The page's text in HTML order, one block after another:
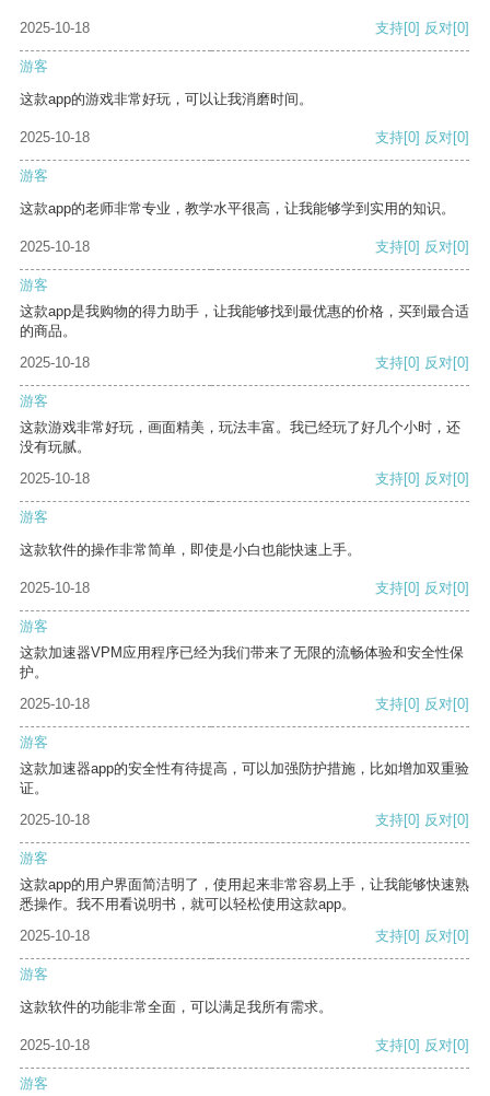
2025-10-18 支持[0] 反对[0]
游客
这款app的游戏非常好玩，可以让我消磨时间。
2025-10-18 支持[0] 反对[0]
游客
这款app的老师非常专业，教学水平很高，让我能够学到实用的知识。
2025-10-18 支持[0] 反对[0]
游客
这款app是我购物的得力助手，让我能够找到最优惠的价格，买到最合适
的商品。
2025-10-18
支持[0] 反对[0]
游客
这款游戏非常好玩，画面精美，玩法丰富。我已经玩了好几个小时，还
没有玩腻。
2025-10-18
支持[0] 反对[0]
游客
这款软件的操作非常简单，即使是小白也能快速上手。
2025-10-18 支持[0] 反对[0]
游客
这款加速器VPM应用程序已经为我们带来了无限的流畅体验和安全性保
护。
2025-10-18
支持[0] 反对[0]
游客
这款加速器app的安全性有待提高，可以加强防护措施，比如增加双重验
证。
2025-10-18
支持[0] 反对[0]
游客
这款app的用户界面简洁明了，使用起来非常容易上手，让我能够快速熟
悉操作。我不用看说明书，就可以轻松使用这款app。
2025-10-18
支持[0] 反对[0]
游客
这款软件的功能非常全面，可以满足我所有需求。
2025-10-18 支持[0] 反对[0]
游客